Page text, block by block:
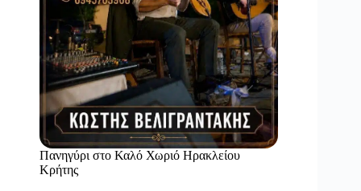
Πανηγύρι στο Καλό Χωριό Ηρακλείου
Κρήτης